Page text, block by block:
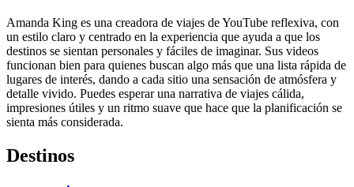
Amanda King es una creadora de viajes de YouTube reflexiva, con
un estilo claro y centrado en la experiencia que ayuda a que los
destinos se sientan personales y fáciles de imaginar. Sus videos
funcionan bien para quienes buscan algo más que una lista rápida de
lugares de interés, dando a cada sitio una sensación de atmósfera y
detalle vivido. Puedes esperar una narrativa de viajes cálida,
impresiones útiles y un ritmo suave que hace que la planificación se
sienta más considerada.
Destinos